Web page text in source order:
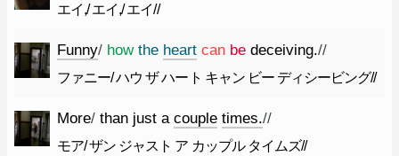
エイ,/ エイ,/ エイ//
Funny/ how the heart can be deceiving.//
ファニー/ ハウ ザ ハート キャン ビー ディシービング//
More/ than just a couple times.//
モア/ ザン ジャスト ア カップル タイムズ//